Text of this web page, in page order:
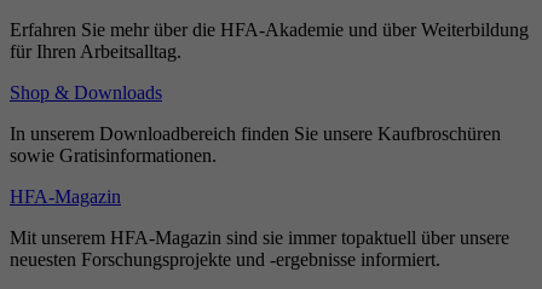
Erfahren Sie mehr über die HFA-Akademie und über Weiterbildung
für Ihren Arbeitsalltag.
Shop & Downloads
In unserem Downloadbereich finden Sie unsere Kaufbroschüren
sowie Gratisinformationen.
HFA-Magazin
Mit unserem HFA-Magazin sind sie immer topaktuell über unsere
neuesten Forschungsprojekte und -ergebnisse informiert.